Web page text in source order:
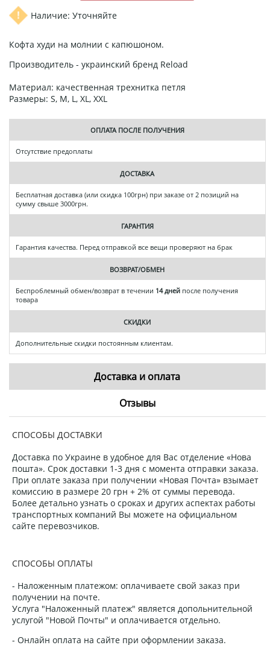
Наличие: Уточняйте
Кофта худи на молнии с капюшоном.
Производитель - украинский бренд Reload
Материал: качественная трехнитка петля
Размеры: S, M, L, XL, XXL
ОПЛАТА ПОСЛЕ ПОЛУЧЕНИЯ
Отсутствие предоплаты
ДОСТАВКА
Бесплатная доставка (или скидка 100грн) при заказе от 2 позиций на
сумму свыше 3000грн.
ГАРАНТИЯ
Гарантия качества. Перед отправкой все вещи проверяют на брак
ВОЗВРАТ/ОБМЕН
Беспроблемный обмен/возврат в течении 14 дней после получения
товара
СКИДКИ
Дополнительные скидки постоянным клиентам.
Доставка и оплата
Отзывы
СПОСОБЫ ДОСТАВКИ
Доставка по Украине в удобное для Вас отделение «Нова
пошта». Срок доставки 1-3 дня с момента отправки заказа.
При оплате заказа при получении «Новая Почта» взымает
комиссию в размере 20 грн + 2% от суммы перевода.
Более детально узнать о сроках и других аспектах работы
транспортных компаний Вы можете на официальном
сайте перевозчиков.
СПОСОБЫ ОПЛАТЫ
- Наложенным платежом: оплачиваете свой заказ при
получении на почте.
Услуга "Наложенный платеж" является допольнительной
услугой "Новой Почты" и оплачивается отдельно.
- Онлайн оплата на сайте при оформлении заказа.